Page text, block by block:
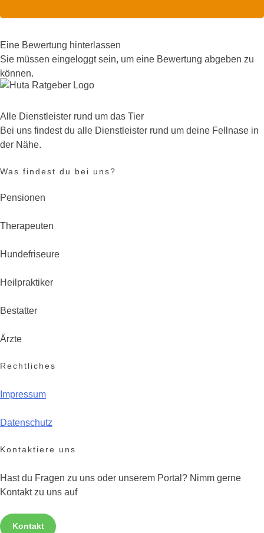
Eine Bewertung hinterlassen
Sie müssen eingeloggt sein, um eine Bewertung abgeben zu
können.
Alle Dienstleister rund um das Tier
Bei uns findest du alle Dienstleister rund um deine Fellnase in
der Nähe.
Was findest du bei uns?
Pensionen
Therapeuten
Hundefriseure
Heilpraktiker
Bestatter
Ärzte
Rechtliches
Impressum
Datenschutz
Kontaktiere uns
Hast du Fragen zu uns oder unserem Portal? Nimm gerne
Kontakt zu uns auf
Kontakt